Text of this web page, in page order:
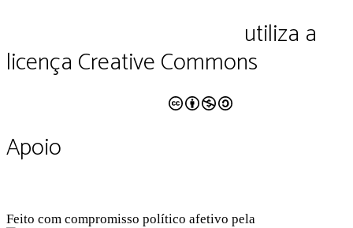
utiliza a
licença Creative Commons
Apoio
Feito com compromisso político afetivo pela